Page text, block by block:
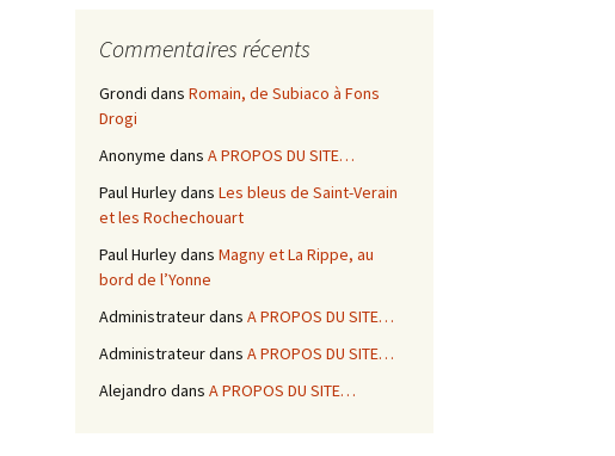
Commentaires récents
Grondi dans Romain, de Subiaco à Fons
Drogi
Anonyme dans A PROPOS DU SITE…
Paul Hurleydans Les bleus de Saint-Verain
et les Rochechouart
Paul Hurleydans Magny et La Rippe, au
bord de l’Yonne
Administrateurdans A PROPOS DU SITE…
Administrateurdans A PROPOS DU SITE…
Alejandro dans A PROPOS DU SITE…